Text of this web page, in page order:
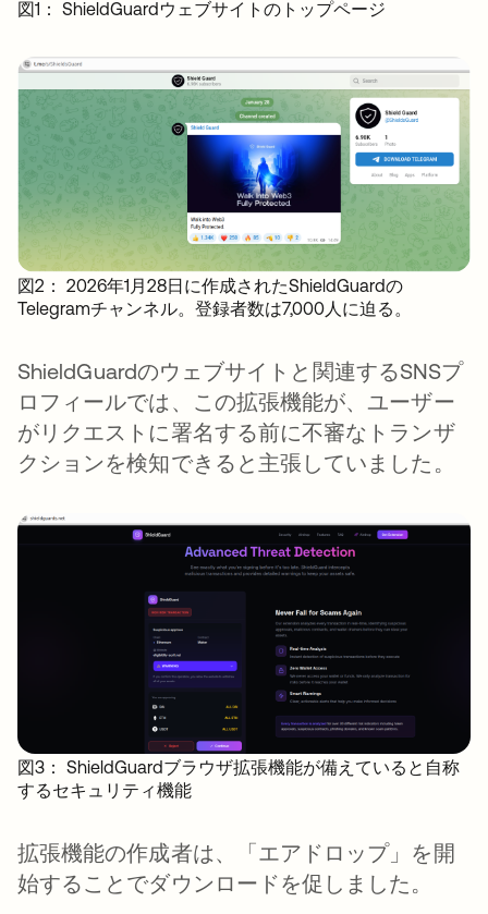
図1： ShieldGuardウェブサイトのトップページ
図2： 2026年1月28日に作成されたShieldGuardの
Telegramチャンネル。登録者数は7,000人に迫る。
ShieldGuardのウェブサイトと関連するSNSプ
ロフィールでは、この拡張機能が、ユーザー
がリクエストに署名する前に不審なトランザ
クションを検知できると主張していました。
図3： ShieldGuardブラウザ拡張機能が備えていると自称
するセキュリティ機能
拡張機能の作成者は、「エアドロップ」を開
始することでダウンロードを促しました。